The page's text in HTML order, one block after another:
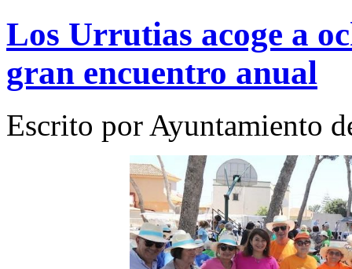
Los Urrutias acoge a
gran encuentro anual
Escrito por Ayuntamiento